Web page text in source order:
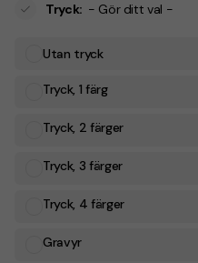
Tryck: - Gör ditt val -
Utan tryck
Tryck, 1 färg
Tryck, 2 färger
Tryck, 3 färger
Tryck, 4 färger
Gravyr